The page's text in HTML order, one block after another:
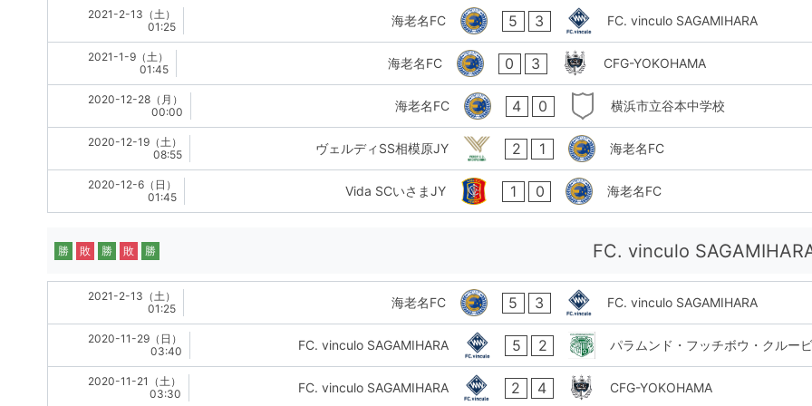
2021-2-13（土）
01:25
海老名FC 5 3 FC. vinculo SAGAMIHARA
2021-1-9（土）
01:45
海老名FC 0 3 CFG-YOKOHAMA
2020-12-28（月）
00:00
海老名FC 4 0 横浜市立谷本中学校
2020-12-19（土）
08:55
ヴェルディSS相模原JY 2 1 海老名FC
2020-12-6（日）
01:45
Vida SCいさまJY 1 0 海老名FC
FC. vinculo
勝 敗 勝 敗 勝
2021-2-13（土）
01:25
海老名FC 5 3 FC. vinculo SAGAMIHARA
2020-11-29（日）
03:40
FC. vinculo SAGAMIHARA 5 2 パラムンド・フッチボウ・クルー
2020-11-21（土）
03:30
FC. vinculo SAGAMIHARA 2 4 CFG-YOKOHAMA